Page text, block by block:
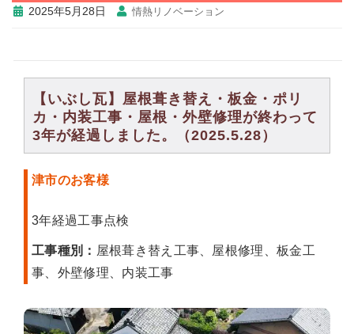
2025年5月28日 情熱リノベーション
【いぶし瓦】屋根葺き替え・板金・ポリ
カ・内装工事・屋根・外壁修理が終わって
3年が経過しました。（2025.5.28）
津市のお客様
3年経過工事点検
工事種別： 屋根葺き替え工事、屋根修理、板金工
事、外壁修理、内装工事